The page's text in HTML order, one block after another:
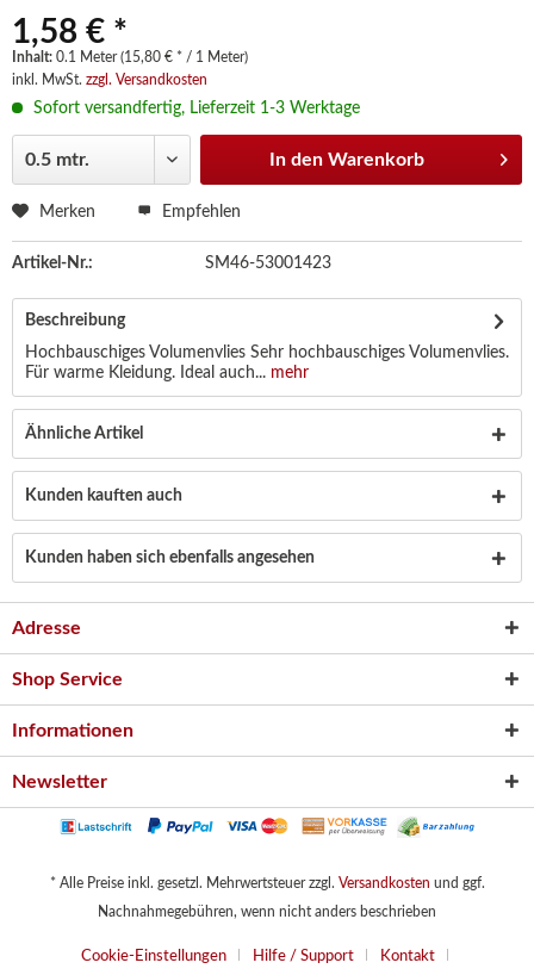
1,58 € *
Inhalt: 0.1 Meter (15,80 € * / 1 Meter)
inkl. MwSt. zzgl. Versandkosten
Sofort versandfertig, Lieferzeit 1-3 Werktage
In den Warenkorb
Merken Empfehlen
Artikel-Nr.: SM46-53001423
Beschreibung
Hochbauschiges Volumenvlies Sehr hochbauschiges Volumenvlies.
Für warme Kleidung. Ideal auch... mehr
Ähnliche Artikel
Kunden kauften auch
Kunden haben sich ebenfalls angesehen
Adresse
Shop Service
Informationen
Newsletter
* Alle Preise inkl. gesetzl. Mehrwertsteuer zzgl. Versandkosten und ggf.
Nachnahmegebühren, wenn nicht anders beschrieben
Cookie-Einstellungen Hilfe / Support Kontakt